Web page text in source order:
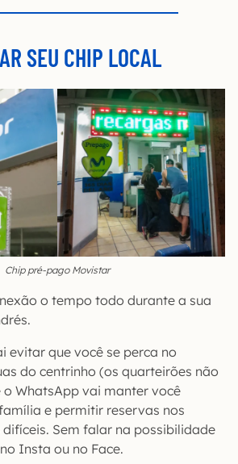
SEU CHIP LOCAL
Chip pré-pago Movistar
o tempo todo durante a sua
evitar que você se perca no
do centrinho (os quarteirões não
WhatsApp vai manter você
e permitir reservas nos
Sem falar na possibilidade
Insta ou no Face.